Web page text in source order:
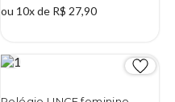
ou 10x de R$ 27,90